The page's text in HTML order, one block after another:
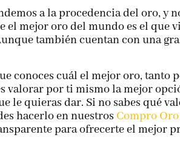
a la procedencia del oro, y
el mejor oro del mundo es el que
también cuentan con una
conoces cuál el mejor oro, tanto
valorar por ti mismo la mejor
le quieras dar. Si no sabes qué
hacerlo en nuestros Compro
para ofrecerte el mejor